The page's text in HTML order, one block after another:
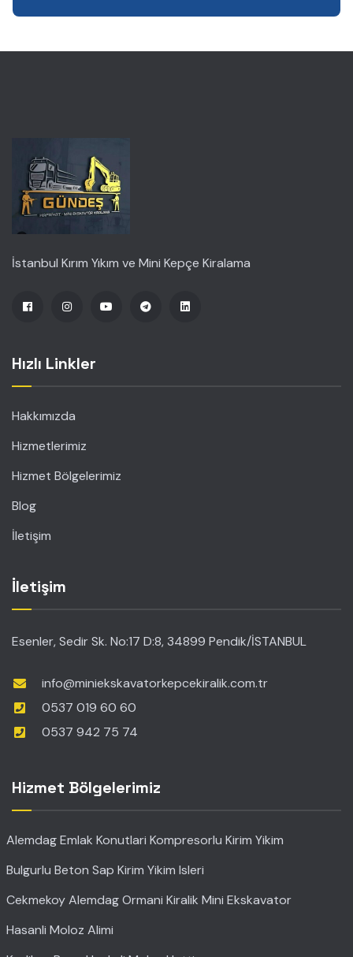
İstanbul Kırım Yıkım ve Mini Kepçe Kiralama
Hızlı Linkler
Hakkımızda
Hizmetlerimiz
Hizmet Bölgelerimiz
Blog
İletişim
İletişim
Esenler, Sedir Sk. No:17 D:8, 34899 Pendik/İSTANBUL
info@miniekskavatorkepcekiralik.com.tr
0537 019 60 60
0537 942 75 74
Hizmet Bölgelerimiz
Alemdag Emlak Konutlari Kompresorlu Kirim Yikim
Bulgurlu Beton Sap Kirim Yikim Isleri
Cekmekoy Alemdag Ormani Kiralik Mini Ekskavator
Hasanli Moloz Alimi